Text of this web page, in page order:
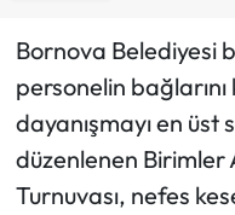
Bornova Belediyesi
personelin
dayanışmayı en üst
düzenlenen Birimler
Turnuvası, nefes